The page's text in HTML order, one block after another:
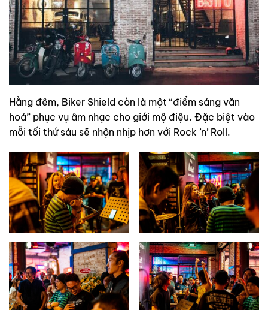
Hằng đêm, Biker Shield còn là một “điểm sáng văn
hoá” phục vụ âm nhạc cho giới mộ điệu. Đặc biệt vào
mỗi tối thứ sáu sẽ nhộn nhịp hơn với Rock ’n’ Roll.